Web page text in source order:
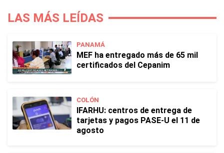
LAS MÁS LEÍDAS
PANAMÁ
MEF ha entregado más de 65 mil
certificados del Cepanim
COLÓN
IFARHU: centros de entrega de
tarjetas y pagos PASE-U el 11 de
agosto